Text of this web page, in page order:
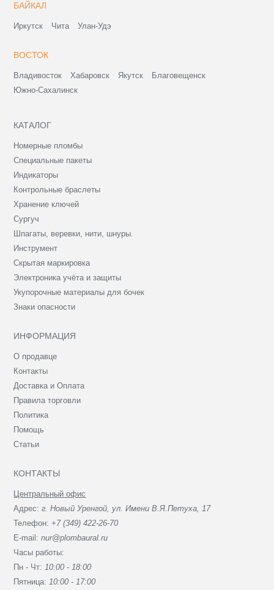
БАЙКАЛ
Иркутск Чита Улан-Удэ
ВОСТОК
Владивосток Хабаровск Якутск
Благовещенск
Южно-Сахалинск
КАТАЛОГ
Номерные пломбы
Специальные пакеты
Индикаторы
Контрольные браслеты
Хранение ключей
Сургуч
Шпагаты, веревки, нити, шнуры.
Инструмент
Скрытая маркировка
Электроника учёта и защиты
Укупорочные материалы для бочек
Знаки опасности
ИНФОРМАЦИЯ
О продавце
Контакты
Доставка и Оплата
Правила торговли
Политика
Помощь
Статьи
КОНТАКТЫ
Центральный офис
Адрес:г. Новый Уренгой, ул. Имени В.Я.Петуха, 17
Телефон: +7 (349) 422-26-70
E-mail:nur@plombaural.ru
Часы работы:
Пн - Чт:10:00 - 18:00
Пятница:10:00 - 17:00